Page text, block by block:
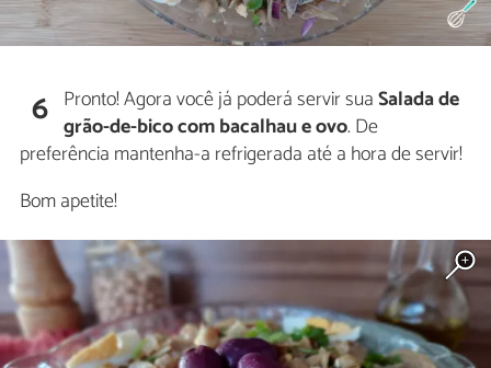
6 Pronto! Agora você já poderá servir suaSalada de
grão-de-bico com bacalhau e ovo. De
preferência mantenha-a refrigerada até a hora de servir!
Bom apetite!